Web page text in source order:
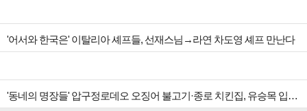
'어서와 한국은' 이탈리아 셰프들, 선재스님→라연 차도영 셰프 만난다
'동네의 명장들' 압구정로데오 오징어 불고기·종로 치킨집, 유승목 입맛 저격